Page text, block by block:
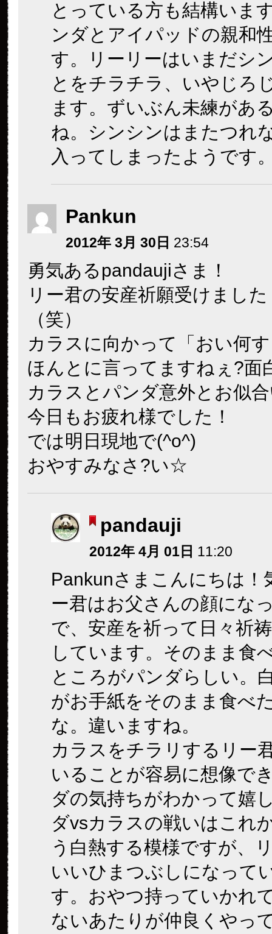
とっている方も結構いま
ンダとアイパッドの親和
す。リーリーはいまだシ
とをチラチラ、いやじろ
ます。ずいぶん未練があ
ね。シンシンはまたつれ
入ってしまったようです
Pankun
2012年 3月 30日 23:54
勇気あるpandaujiさま！
リー君の安産祈願受けました
（笑）
カラスに向かって「おい何
ほんとに言ってますねぇ?面
カラスとパンダ意外とお似
今日もお疲れ様でした！
では明日現地で(^o^)
おやすみなさ?い☆
pandauji
2012年 4月 01日 11:20
Pankunさまこんにちは！
ー君はお父さんの顔にな
で、安産を祈って日々祈
しています。そのまま食
ところがパンダらしい。
がお手紙をそのまま食べ
な。違いますね。
カラスをチラリするリー
いることが容易に想像で
ダの気持ちがわかって嬉
ダvsカラスの戦いはこれ
う白熱する模様ですが、
いいひまつぶしになって
す。おやつ持っていかれ
ないあたりが仲良くやっ